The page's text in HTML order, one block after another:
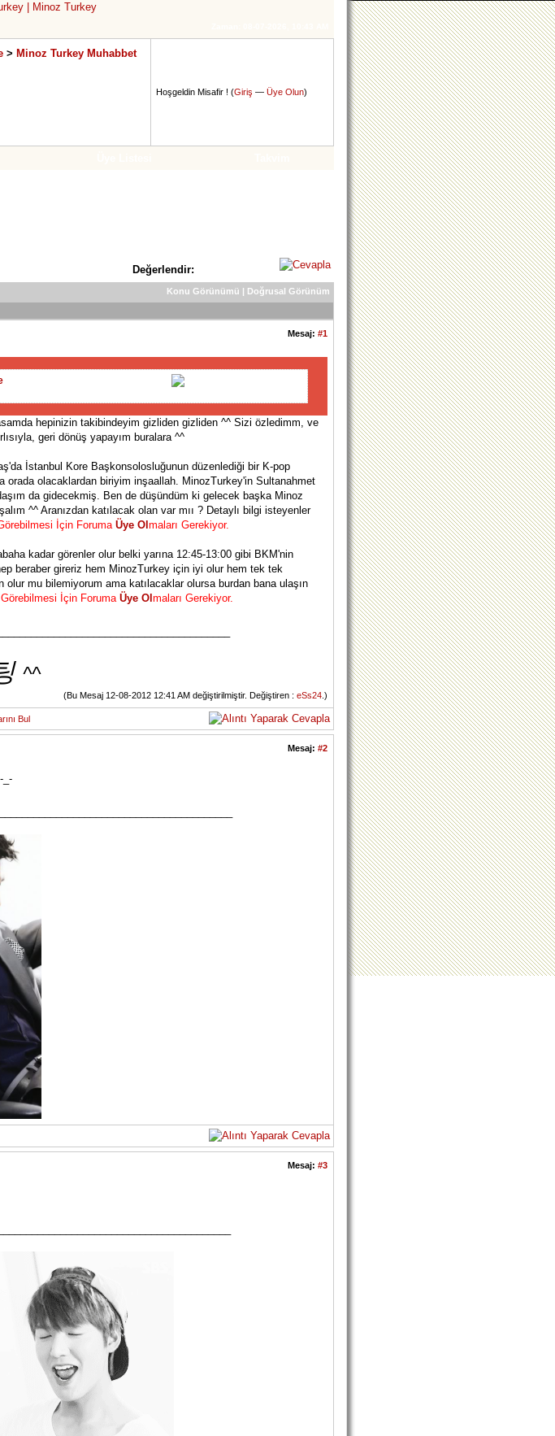
> Minoz Turkey Muhabbet
Hoşgeldin Misafir ! (Giriş — Üye Olun)
Değerlendir:
Konu Görünümü | Doğrusal Görünüm
Mesaj: #1
hepinizin takibindeyim gizliden gizliden ^^ Sizi özledimm, ve
geri dönüş yapayım buralara ^^
İstanbul Kore Başkonsolosluğunun düzenlediği bir K-pop
orada olacaklardan biriyim inşaallah. MinozTurkey'in Sultanahmet
da gidecekmiş. Ben de düşündüm ki gelecek başka Minoz
^^ Aranızdan katılacak olan var mıı ? Detaylı bilgi isteyenler
İçin ForumaÜye Ol maları Gerekiyor.
kadar görenler olur belki yarına 12:45-13:00 gibi BKM'nin
beraber gireriz hem MinozTurkey için iyi olur hem tek tek
mu bilemiyorum ama katılacaklar olursa burdan bana ulaşın
İçin ForumaÜye Ol maları Gerekiyor.
^^
(Bu Mesaj 12-08-2012 12:41 AM değiştirilmiştir. Değiştiren : eSs24 .)
Mesaj: #2
_-
Mesaj: #3